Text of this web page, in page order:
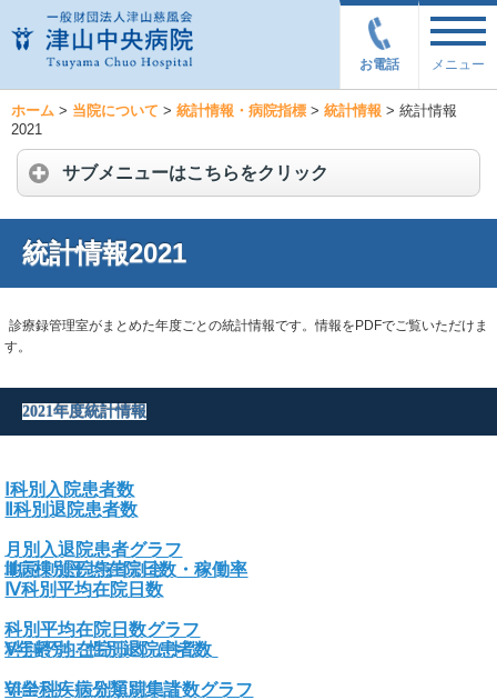
メニュー
お電話
ホーム > 当院について > 統計情報・病院指標 > 統計情報 > 統計情報
2021
サブメニューはこちらをクリック
統計情報2021
診療録管理室がまとめた年度ごとの統計情報です。情報をPDFでご覧いただけま
す。
2021年度統計情報
Ⅰ科別入院患者数
Ⅱ科別退院患者数
月別入退院患者グラフ
地区別退院患者割合
Ⅲ病棟別平均在院日数・稼働率
Ⅳ科別平均在院日数
科別平均在院日数グラフ
科別平均在院日数（件数）
Ⅴ年齢別・性別退院患者数
年齢別・性別退院患者数グラフ
Ⅵ全科疾病分類別集計